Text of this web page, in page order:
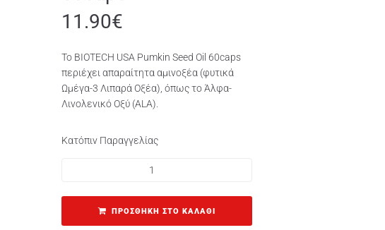
11.90€
To BIOTECH USA Pumkin Seed Oil 60caps
περιέχει απαραίτητα αμινοξέα (φυτικά
Ωμέγα-3 Λιπαρά Οξέα), όπως το Άλφα-
Λινολενικό Οξύ (ALA).
Κατόπιν Παραγγελίας
ΠΡΟΣΘΉΚΗ ΣΤΟ ΚΑΛΆΘΙ